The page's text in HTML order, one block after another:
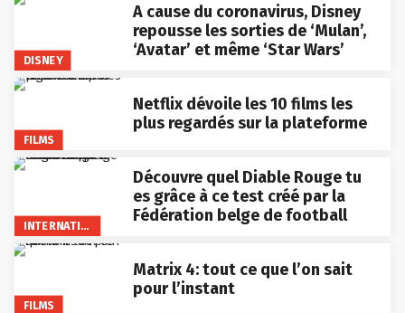
DISNEY
A cause du coronavirus, Disney
repousse les sorties de ‘Mulan’,
‘Avatar’ et même ‘Star Wars’
FILMS
Netflix dévoile les 10 films les
plus regardés sur la plateforme
INTERNATIONAL
Découvre quel Diable Rouge tu
es grâce à ce test créé par la
Fédération belge de football
FILMS
Matrix 4: tout ce que l’on sait
pour l’instant